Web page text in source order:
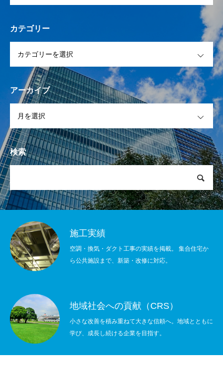
カテゴリー
アーカイブ
検索
施工実績
空調・換気・ダクト工事の実績を掲載。 集合住宅か
ら公共施設まで、新築・改修に対応。
地域社会への貢献（CRS）
小さな改善を積み重ねて大きな信頼へ。地域とともに
学び、成長し続ける企業を目指す。